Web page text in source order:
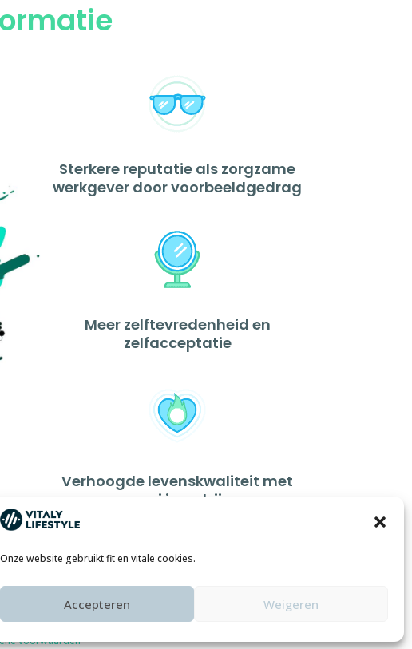
Onze website gebruikt fit en vitale cookies.
Accepteren Weigeren
Sterkere reputatie als zorgzame
werkgever door voorbeeldgedrag
Meer zelftevredenheid en
zelfacceptatie
Verhoogde levenskwaliteit met
groei in welzijn
voorwaarden